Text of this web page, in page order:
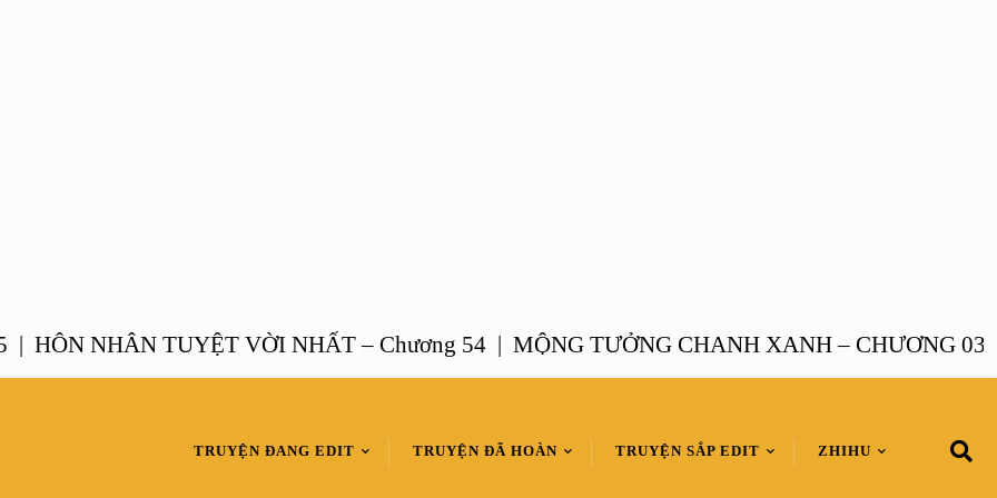
NHÂN TUYỆT VỜI NHẤT – Chương 54 |MỘNG TƯỞNG CHANH XANH – CHƯƠNG 03 |
TRUYỆN ĐANG EDIT TRUYỆN ĐÃ HOÀN TRUYỆN SẮP EDIT ZHIHU